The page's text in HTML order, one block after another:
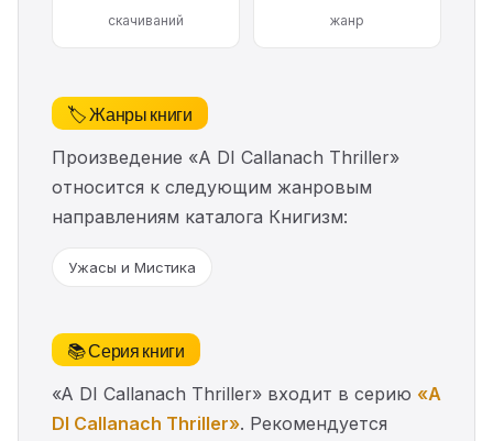
скачиваний жанр
🏷️ Жанры книги
Произведение «A DI Callanach Thriller»
относится к следующим жанровым
направлениям каталога Книгизм:
Ужасы и Мистика
📚 Серия книги
«A DI Callanach Thriller» входит в серию «A
DI Callanach Thriller». Рекомендуется